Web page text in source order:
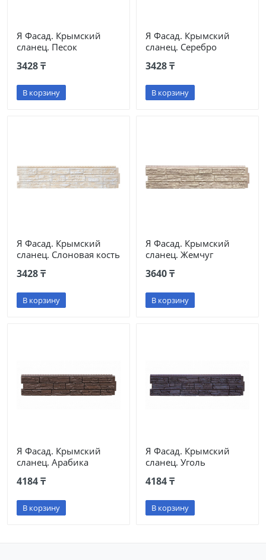
Я Фасад. Крымский
сланец. Песок
3428 ₸
В корзину
Я Фасад. Крымский
сланец. Серебро
3428 ₸
В корзину
Я Фасад. Крымский
сланец. Слоновая кость
3428 ₸
В корзину
Я Фасад. Крымский
сланец. Жемчуг
3640 ₸
В корзину
Я Фасад. Крымский
сланец. Арабика
4184 ₸
В корзину
Я Фасад. Крымский
сланец. Уголь
4184 ₸
В корзину